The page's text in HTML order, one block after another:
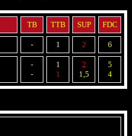
TB TTB SUP FDC
- 1 2 6
-
-
1
1
2
1,5
5
4